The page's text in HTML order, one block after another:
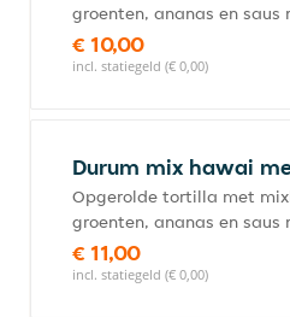
groenten, ananas en saus
€ 10,00
incl. statiegeld (€ 0,00)
Durum mix hawai
Opgerolde tortilla met
groenten, ananas en saus
€ 11,00
incl. statiegeld (€ 0,00)